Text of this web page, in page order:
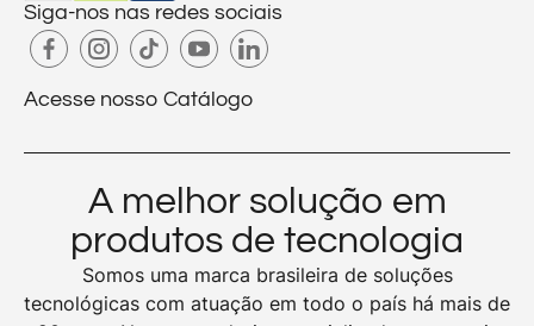
Siga-nos nas redes sociais
Acesse nosso Catálogo
A melhor solução em
produtos de tecnologia
Somos uma marca brasileira de soluções
tecnológicas com atuação em todo o país há mais de